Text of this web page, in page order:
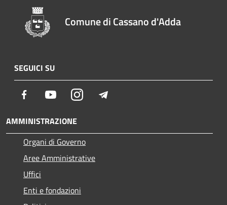
Comune di Cassano d'Adda
SEGUICI SU
Facebook YoutubeInstagram
AMMINISTRAZIONE
Organi di Governo
Aree Amministrative
Uffici
Enti e fondazioni